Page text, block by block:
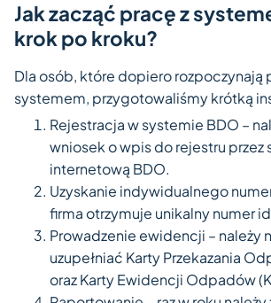
Jak zacząć pracę z
krok po kroku?
Dla osób, które dopiero rozpoczynają
systemem, przygotowaliśmy krótką
Rejestracja w systemie BDO –
wniosek o wpis do rejestru przez
internetową BDO.
Uzyskanie indywidualnego
firma otrzymuje unikalny numer
Prowadzenie ewidencji – należy
uzupełniać Karty Przekazania
oraz Karty Ewidencji Odpadów